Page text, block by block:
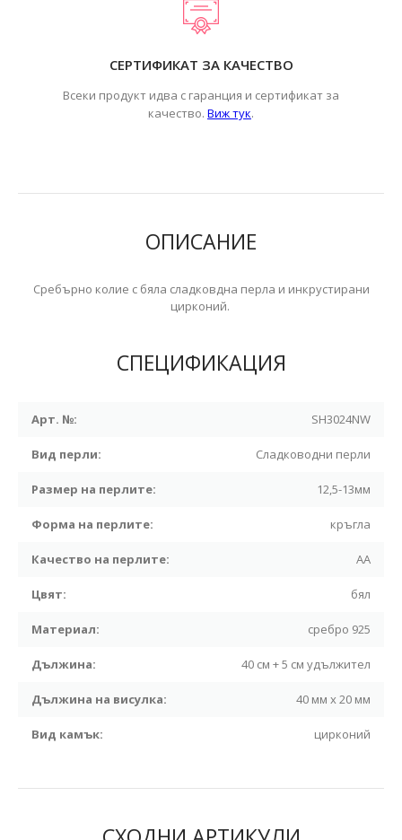
СЕРТИФИКАТ ЗА КАЧЕСТВО
Всеки продукт идва с гаранция и сертификат за
качество. Виж тук.
ОПИСАНИЕ
Сребърно колие с бяла сладковдна перла и инкрустирани
цирконий.
СПЕЦИФИКАЦИЯ
Арт. №: SH3024NW
Вид перли: Сладководни перли
Размер на перлите: 12,5-13мм
Форма на перлите: кръгла
Качество на перлите: АА
Цвят: бял
Материал: сребро 925
Дължина: 40 см + 5 см удължител
Дължина на висулка: 40 мм x 20 мм
Вид камък: цирконий